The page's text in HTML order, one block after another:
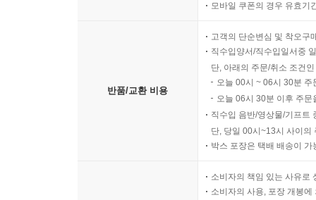
모바일 쿠폰의 경우 유효기
반품/교환 비용
고객의 단순변심 및 착오구
직수입양서/직수입일서중
단, 아래의 주문/취소 조건
오늘 00시 ~ 06시 30분
오늘 06시 30분 이후 주
직수입 음반/영상물/기프트
단, 당일 00시~13시 사이의
박스 포장은 택배 배송이
소비자의 책임 있는 사유로
소비자의 사용, 포장 개봉